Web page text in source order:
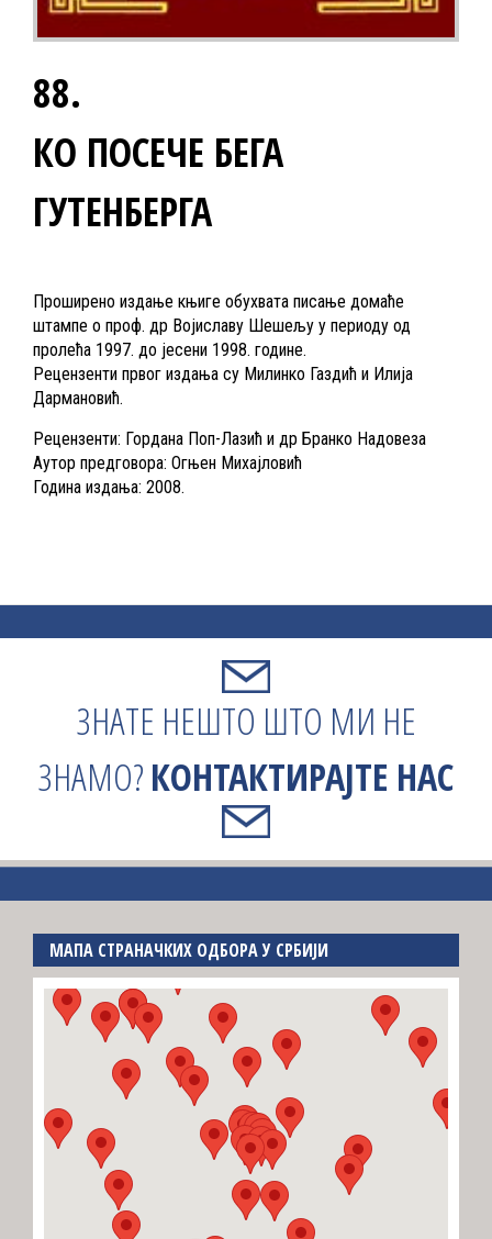
88.
КО ПОСЕЧЕ БЕГА
ГУТЕНБЕРГА
Проширено издање књиге обухвата писање домаће
штампе о проф. др Војиславу Шешељу у периоду од
пролећа 1997. до јесени 1998. године.
Рецензенти првог издања су Милинко Газдић и Илија
Дармановић.
Рецензенти: Гордана Поп-Лазић и др Бранко Надовеза
Аутор предговора: Огњен Михајловић
Година издања: 2008.
ЗНАТЕ НЕШТО ШТО МИ НЕ
ЗНАМО?КОНТАКТИРАЈТЕ НАС
МАПА СТРАНАЧКИХ ОДБОРА У СРБИЈИ